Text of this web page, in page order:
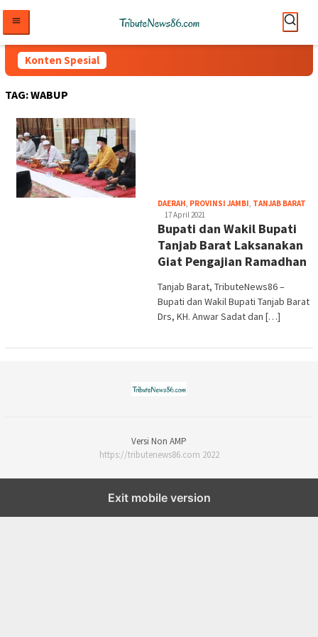
konten
Konten Spesial
TAG:WABUP
DAERAH, PROVINSI JAMBI, TANJAB BARAT
17 April 2021
Bupati dan Wakil Bupati
Tanjab Barat Laksanakan
Giat Pengajian Ramadhan
Tanjab Barat, TributeNews86 –
Bupati dan Wakil Bupati Tanjab Barat
Drs, KH. Anwar Sadat dan […]
Versi Non AMP
https://tributenews86.com 2022
Exit mobile version